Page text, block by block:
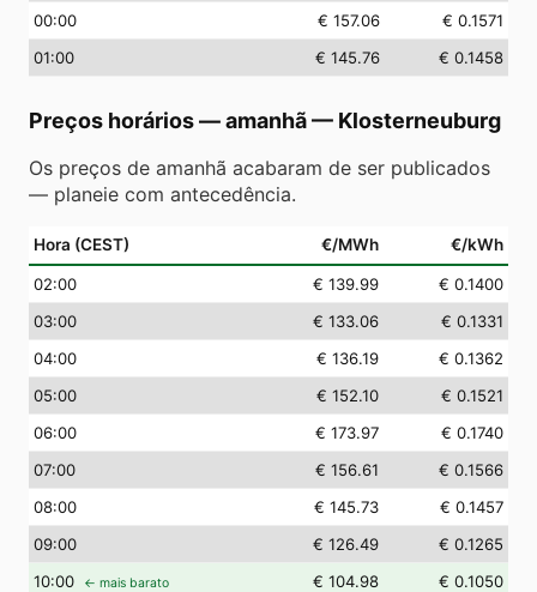
00:00 € 157.06
€ 0.1571
01:00 € 145.76 € 0.1458
Preços horários — amanhã— Klosterneuburg
Os preços de amanhã acabaram de ser publicados
— planeie com antecedência.
Hora (CEST) €/MWh €/kWh
02:00 € 139.99
€ 0.1400
03:00 € 133.06
€ 0.1331
04:00 € 136.19
€ 0.1362
05:00 € 152.10
€ 0.1521
06:00 € 173.97
€ 0.1740
07:00 € 156.61
€ 0.1566
08:00 € 145.73
€ 0.1457
09:00 € 126.49
€ 0.1265
10:00 ← mais barato € 104.98
€ 0.1050